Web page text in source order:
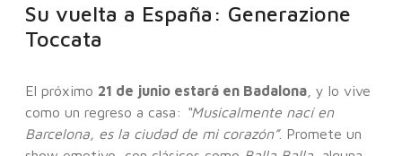
Su vuelta a España: Generazione
Toccata
El próximo 21 de junio estará en Badalona , y lo vive
como un regreso a casa: “Musicalmente nací en
Barcelona, es la ciudad de mi corazón”. Promete un